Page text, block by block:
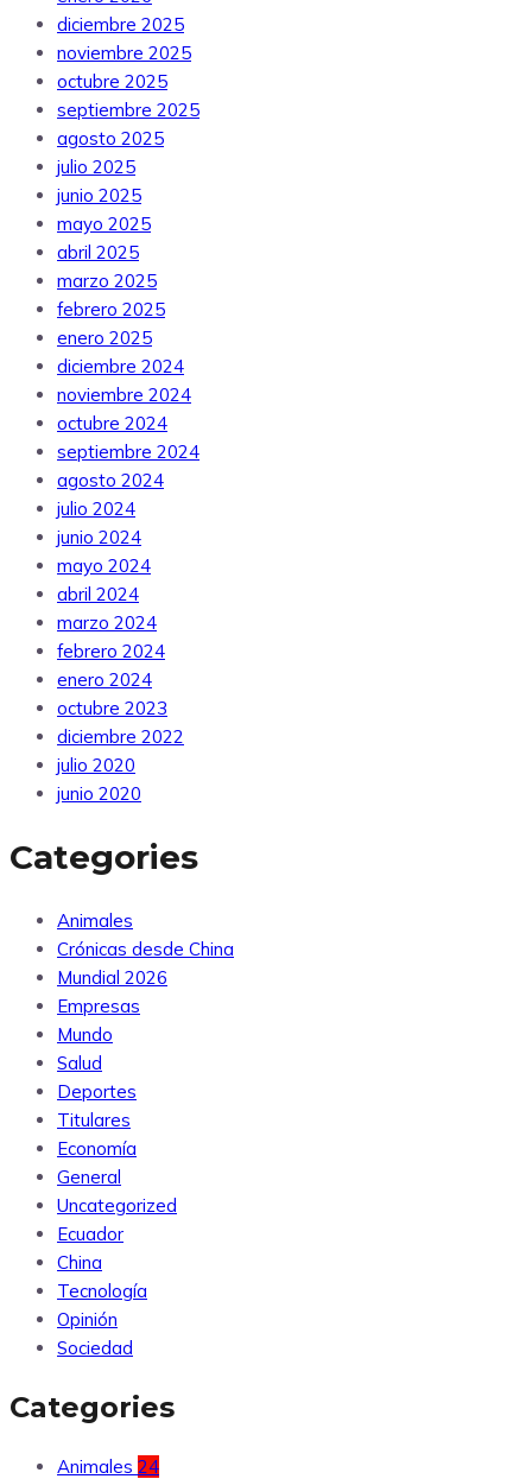
diciembre 2025
noviembre 2025
octubre 2025
septiembre 2025
agosto 2025
julio 2025
junio 2025
mayo 2025
abril 2025
marzo 2025
febrero 2025
enero 2025
diciembre 2024
noviembre 2024
octubre 2024
septiembre 2024
agosto 2024
julio 2024
junio 2024
mayo 2024
abril 2024
marzo 2024
febrero 2024
enero 2024
octubre 2023
diciembre 2022
julio 2020
junio 2020
Categories
Animales
Crónicas desde China
Mundial 2026
Empresas
Mundo
Salud
Deportes
Titulares
Economía
General
Uncategorized
Ecuador
China
Tecnología
Opinión
Sociedad
Categories
Animales 24